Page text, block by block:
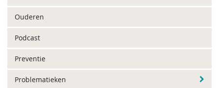
Ouderen
Podcast
Preventie
Problematieken